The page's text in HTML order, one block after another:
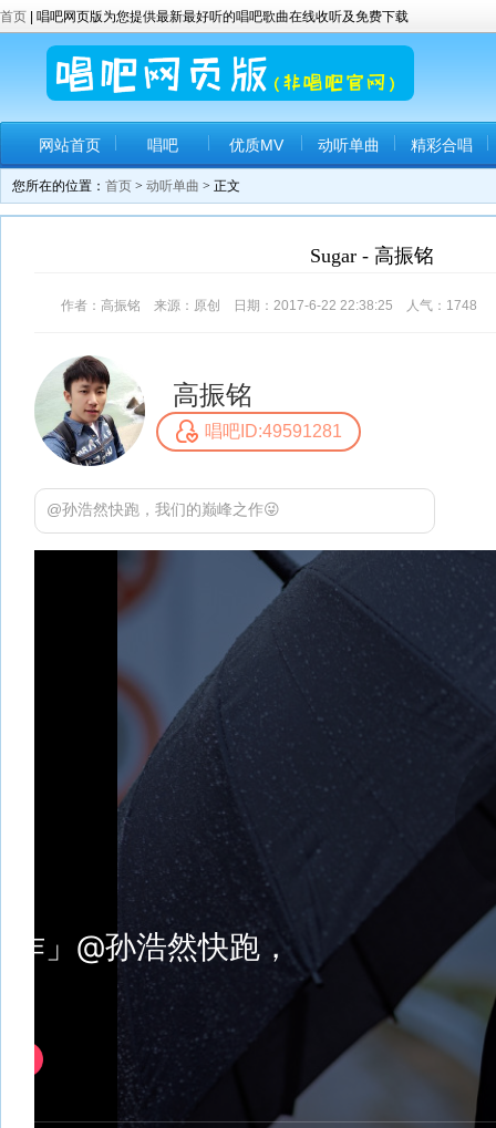
首页 | 唱吧网页版为您提供最新最好听的唱吧歌曲在线收听及免费下载
网站首页 唱吧 优质MV 动听单曲 精彩合唱
您所在的位置： 首页 > 动听单曲 > 正文
Sugar - 高振铭
作者：高振铭 来源：原创 日期：2017-6-22 22:38:25 人气： 1748
高振铭
唱吧ID:49591281
@孙浩然快跑，我们的巅峰之作😜